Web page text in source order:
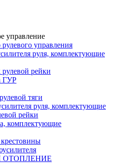
управление
управления
руля, комплектующие
рейки
ГУР
тяги
руля, комплектующие
рейки
комплектующие
ОТОПЛЕНИЕ